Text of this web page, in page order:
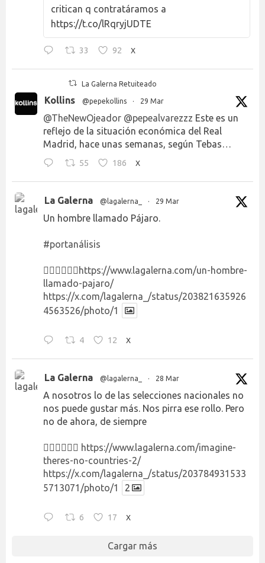
critican q contratáramos a
https://t.co/lRqryjUDTE
33 92 X
La Galerna Retuiteado
Kollins @pepekollins · 29 Mar
@TheNewOjeador @pepealvarezzz Este es un
reflejo de la situación económica del Real
Madrid, hace unas semanas, según Tebas…
55 186 X
La Galerna @lagalerna_ · 29 Mar
Un hombre llamado Pájaro.
#portanálisis
👉🏻👉🏻👉🏻 https://www.lagalerna.com/un-hombre-
llamado-pajaro/
https://x.com/lagalerna_/status/203821635926
4563526/photo/1
4 12 X
La Galerna @lagalerna_ · 28 Mar
A nosotros lo de las selecciones nacionales no
nos puede gustar más. Nos pirra ese rollo. Pero
no de ahora, de siempre
👉🏻👉🏻👉🏻 https://www.lagalerna.com/imagine-
theres-no-countries-2/
https://x.com/lagalerna_/status/203784931533
5713071/photo/1
2
6 17 X
Cargar más